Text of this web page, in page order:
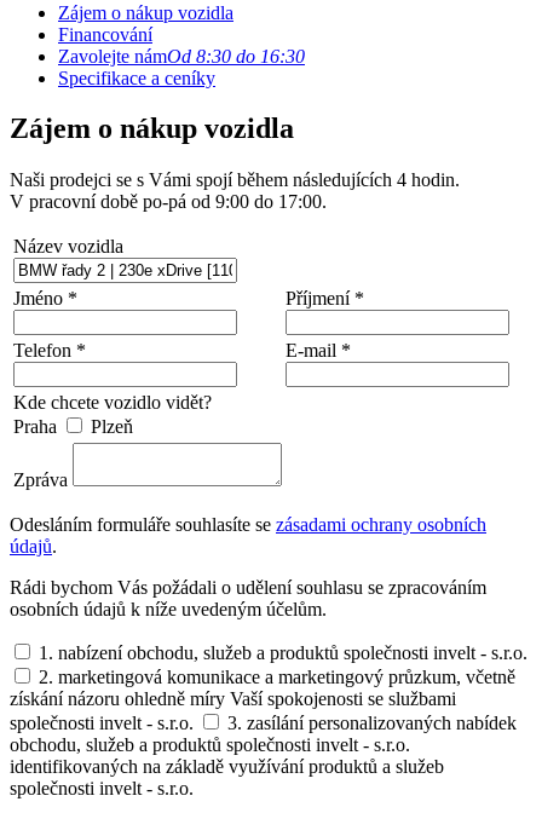
Zájem o nákup vozidla
Financování
Zavolejte námOd 8:30 do 16:30
Specifikace a ceníky
Zájem o nákup vozidla
Naši prodejci se s Vámi spojí během následujících 4 hodin.
V pracovní době po-pá od 9:00 do 17:00.
Název vozidla
Jméno * Příjmení *
Telefon * E-mail *
Kde chcete vozidlo vidět?
Praha
Plzeň
Zpráva
Odesláním formuláře souhlasíte se zásadami ochrany osobních
údajů.
Rádi bychom Vás požádali o udělení souhlasu se zpracováním
osobních údajů k níže uvedeným účelům.
1. nabízení obchodu, služeb a produktů společnosti invelt - s.r.o.
2. marketingová komunikace a marketingový průzkum, včetně
získání názoru ohledně míry Vaší spokojenosti se službami
společnosti invelt - s.r.o.
3. zasílání personalizovaných nabídek
obchodu, služeb a produktů společnosti invelt - s.r.o.
identifikovaných na základě využívání produktů a služeb
společnosti invelt - s.r.o.